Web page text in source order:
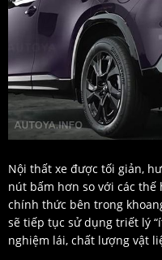
Nội thất xe được tối giản,
nút bấm hơn so với các
chính thức bên trong
sẽ tiếp tục sử dụng triết lý
nghiệm lái, chất lượng vật